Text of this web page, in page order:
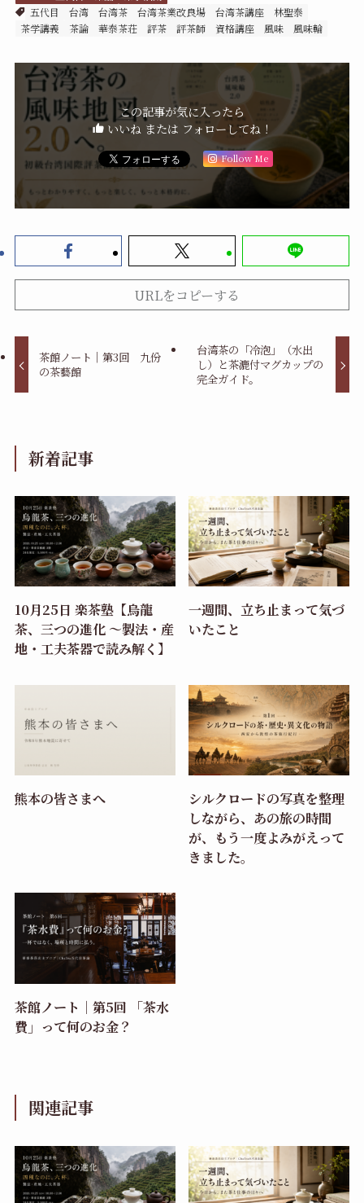
五代目
台湾 台湾茶 台湾茶業改良場 台湾茶講座
林聖泰
茶学講義
茶論 華泰茶荘 評茶 評茶師 資格講座 風味 風味輪
この記事が気に入ったら
いいね または フォローしてね！
Follow Me
URLをコピーする
茶館ノート｜第3回 九份
の茶藝館
台湾茶の「冷泡」（水出
し）と茶漉付マグカップの
完全ガイド。
新着記事
10月25日 楽茶塾【烏龍
茶、三つの進化 〜製法・産
地・工夫茶器で読み解く】
一週間、立ち止まって気づ
いたこと
熊本の皆さまへ
シルクロードの写真を整理
しながら、あの旅の時間
が、もう一度よみがえって
きました。
茶館ノート｜第5回 「茶水
費」って何のお金？
関連記事